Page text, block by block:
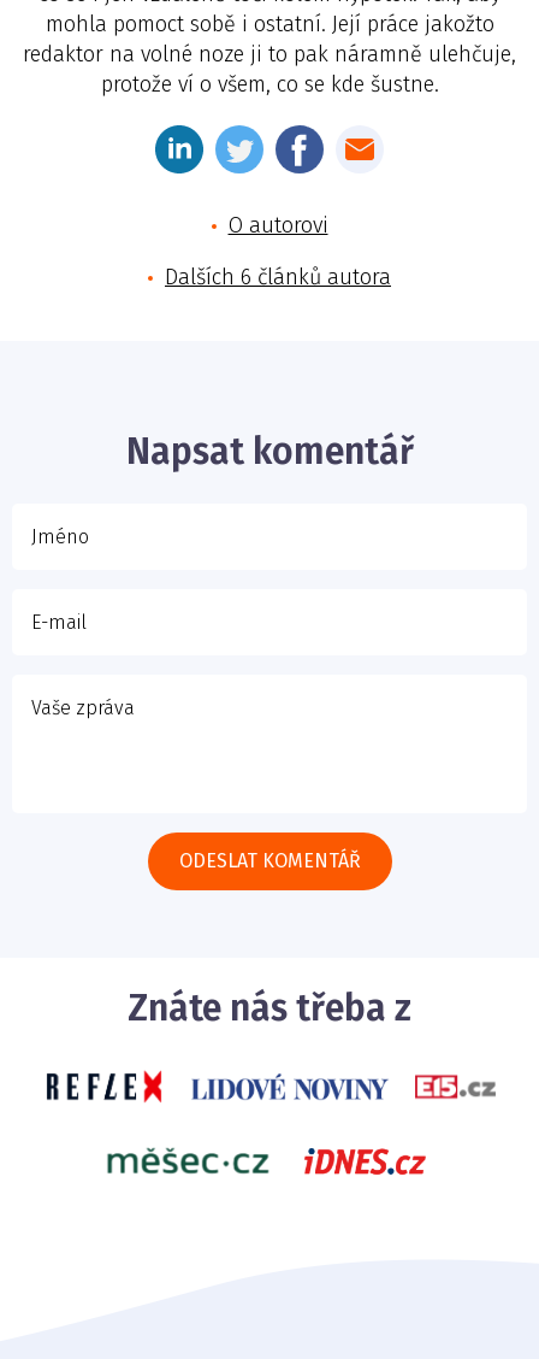
mohla pomoct sobě i ostatní. Její práce jakožto
redaktor na volné noze ji to pak náramně ulehčuje,
protože ví o všem, co se kde šustne.
O autorovi
Dalších 6 článků autora
Napsat komentář
Znáte nás třeba z